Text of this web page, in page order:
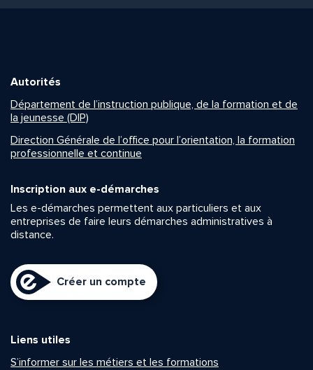
Autorités
Département de l’instruction publique, de la formation et de
la jeunesse (DIP)
Direction Générale de l’office pour l’orientation, la formation
professionnelle et continue
Inscription aux e-démarches
Les e-démarches permettent aux particuliers et aux
entreprises de faire leurs démarches administratives à
distance.
Créer un compte
Liens utiles
S’informer sur les métiers et les formations